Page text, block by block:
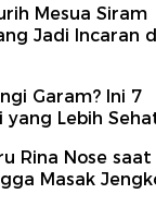
Mesua Siram
Jadi Incaran
Garam? Ini 7
yang Lebih
Rina Nose saat
Masak